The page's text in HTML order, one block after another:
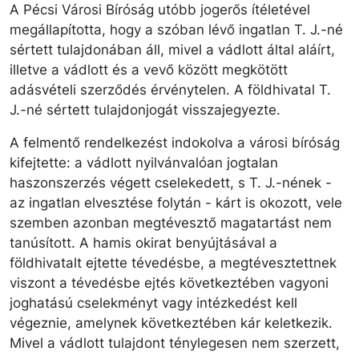
A Pécsi Városi Bíróság utóbb jogerős ítéletével
megállapította, hogy a szóban lévő ingatlan T. J.-né
sértett tulajdonában áll, mivel a vádlott által aláírt,
illetve a vádlott és a vevő között megkötött
adásvételi szerződés érvénytelen. A földhivatal T.
J.-né sértett tulajdonjogát visszajegyezte.
A felmentő rendelkezést indokolva a városi bíróság
kifejtette: a vádlott nyilvánvalóan jogtalan
haszonszerzés végett cselekedett, s T. J.-nének -
az ingatlan elvesztése folytán - kárt is okozott, vele
szemben azonban megtévesztő magatartást nem
tanúsított. A hamis okirat benyújtásával a
földhivatalt ejtette tévedésbe, a megtévesztettnek
viszont a tévedésbe ejtés következtében vagyoni
joghatású cselekményt vagy intézkedést kell
végeznie, amelynek következtében kár keletkezik.
Mivel a vádlott tulajdont ténylegesen nem szerzett,